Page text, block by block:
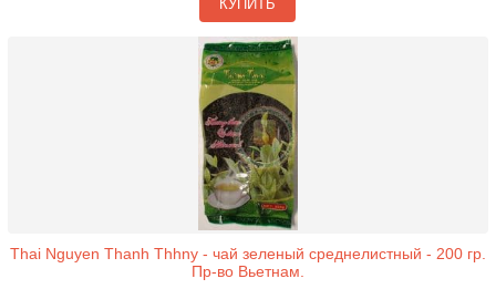
КУПИТЬ
Thai Nguyen Thanh Thhny - чай зеленый среднелистный - 200 гр.
Пр-во Вьетнам.